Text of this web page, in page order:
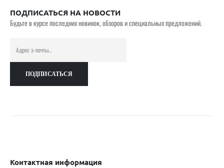
ПОДПИСАТЬСЯ НА НОВОСТИ
Будьте в курсе последних новинок, обзоров и специальных предложений.
Контактная информация